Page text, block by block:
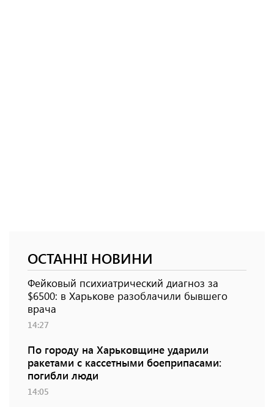
ОСТАННІ НОВИНИ
Фейковый психиатрический диагноз за
$6500: в Харькове разоблачили бывшего
врача
14:27
По городу на Харьковщине ударили
ракетами с кассетными боеприпасами:
погибли люди
14:05